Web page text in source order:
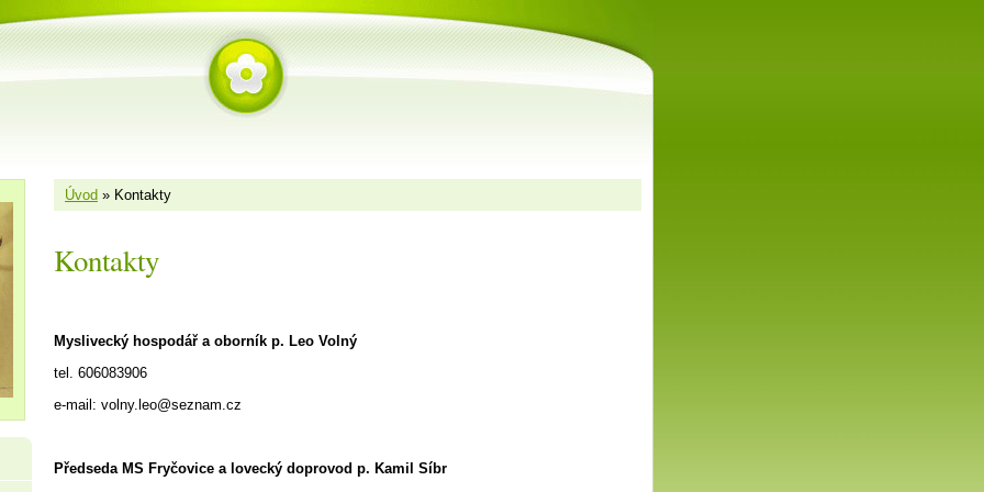
Úvod » Kontakty
Kontakty
Myslivecký hospodář a oborník p. Leo Volný
tel. 606083906
e-mail: volny.leo@seznam.cz
Předseda MS Fryčovice a lovecký doprovod p. Kamil Síbr